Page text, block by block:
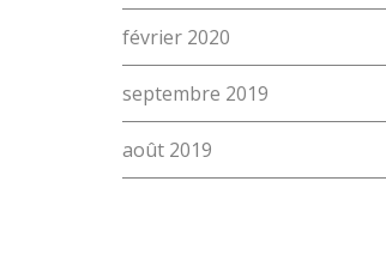
février 2020
septembre 2019
août 2019